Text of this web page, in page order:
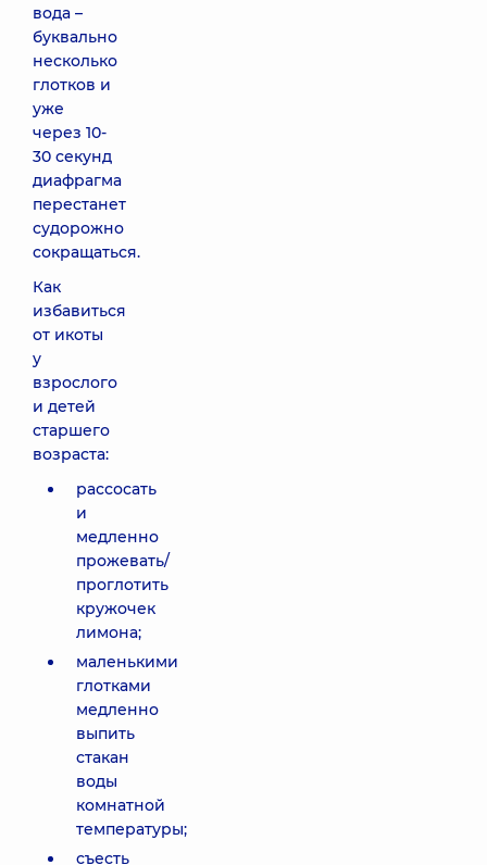
вода –
буквально
несколько
глотков и
уже
через 10-
30 секунд
диафрагма
перестанет
судорожно
сокращаться.
Как
избавиться
от икоты
у
взрослого
и детей
старшего
возраста:
рассосать
и
медленно
прожевать/
проглотить
кружочек
лимона;
маленькими
глотками
медленно
выпить
стакан
воды
комнатной
температуры;
съесть